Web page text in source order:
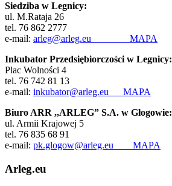
Siedziba w Legnicy:
ul. M.Rataja 26
tel. 76 862 2777
e-mail: arleg@arleg.eu MAPA
Inkubator Przedsiębiorczości w Legnicy:
Plac Wolności 4
tel. 76 742 81 13
e-mail: inkubator@arleg.eu MAPA
Biuro ARR ,,ARLEG” S.A. w Głogowie:
ul. Armii Krajowej 5
tel. 76 835 68 91
e-mail: pk.glogow@arleg.eu MAPA
Arleg.eu